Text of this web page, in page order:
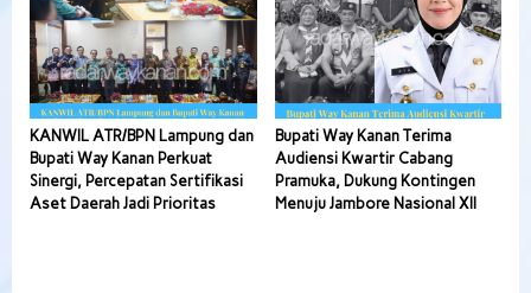
KANWIL ATR/BPN Lampung dan
Bupati Way Kanan Perkuat
Sinergi, Percepatan Sertifikasi
Aset Daerah Jadi Prioritas
Bupati Way Kanan Terima
Audiensi Kwartir Cabang
Pramuka, Dukung Kontingen
Menuju Jambore Nasional XII